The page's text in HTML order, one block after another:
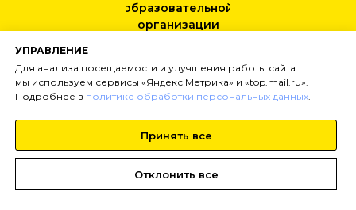
Тел: +7 (499) 495-25-01
inginirium-khimki.ru
образовательной
организации
УПРАВЛЕНИЕ
Для анализа посещаемости и улучшения работы сайта
мы используем сервисы «Яндекс Метрика» и «top.mail.ru».
Подробнее в политике обработки персональных данных
Принять все
Отклонить все